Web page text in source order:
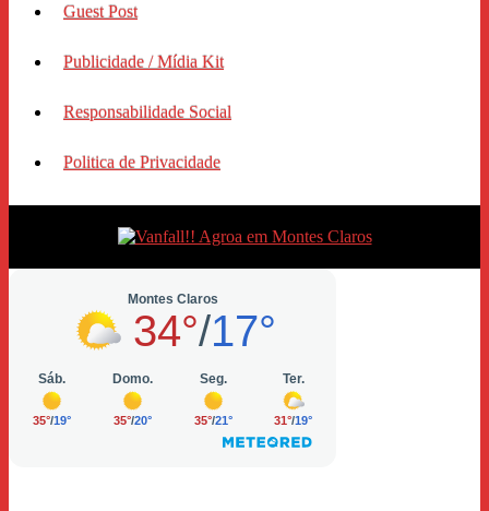
Guest Post
Publicidade / Mídia Kit
Responsabilidade Social
Politica de Privacidade